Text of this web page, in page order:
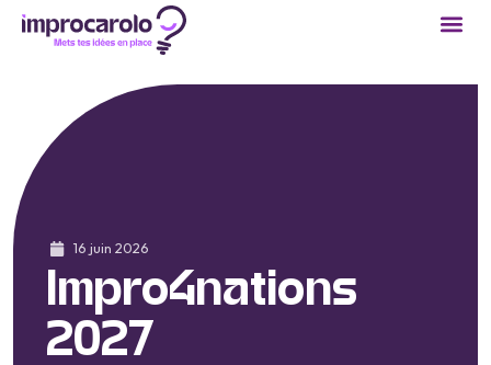
16 juin 2026
Impro4nations
2027